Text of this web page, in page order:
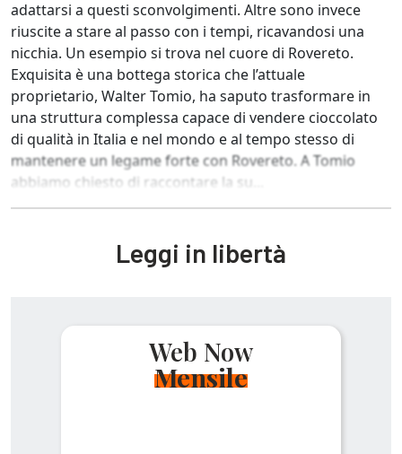
adattarsi a questi sconvolgimenti. Altre sono invece
riuscite a stare al passo con i tempi, ricavandosi una
nicchia. Un esempio si trova nel cuore di Rovereto.
Exquisita è una bottega storica che l’attuale
proprietario, Walter Tomio, ha saputo trasformare in
una struttura complessa capace di vendere cioccolato
di qualità in Italia e nel mondo e al tempo stesso di
mantenere un legame forte con Rovereto. A Tomio
abbiamo chiesto di raccontare la su...
Leggi in libertà
Web Now
Mensile